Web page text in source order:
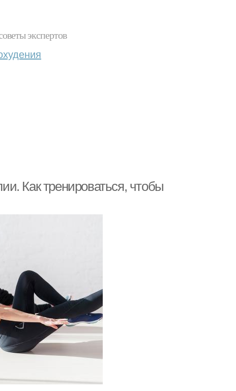
экспертов
Как тренироваться, чтобы